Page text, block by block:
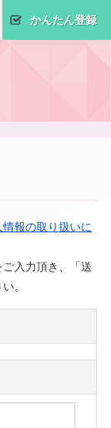
かんたん登録
情報の取り扱いに
ご入力頂き、「送
。